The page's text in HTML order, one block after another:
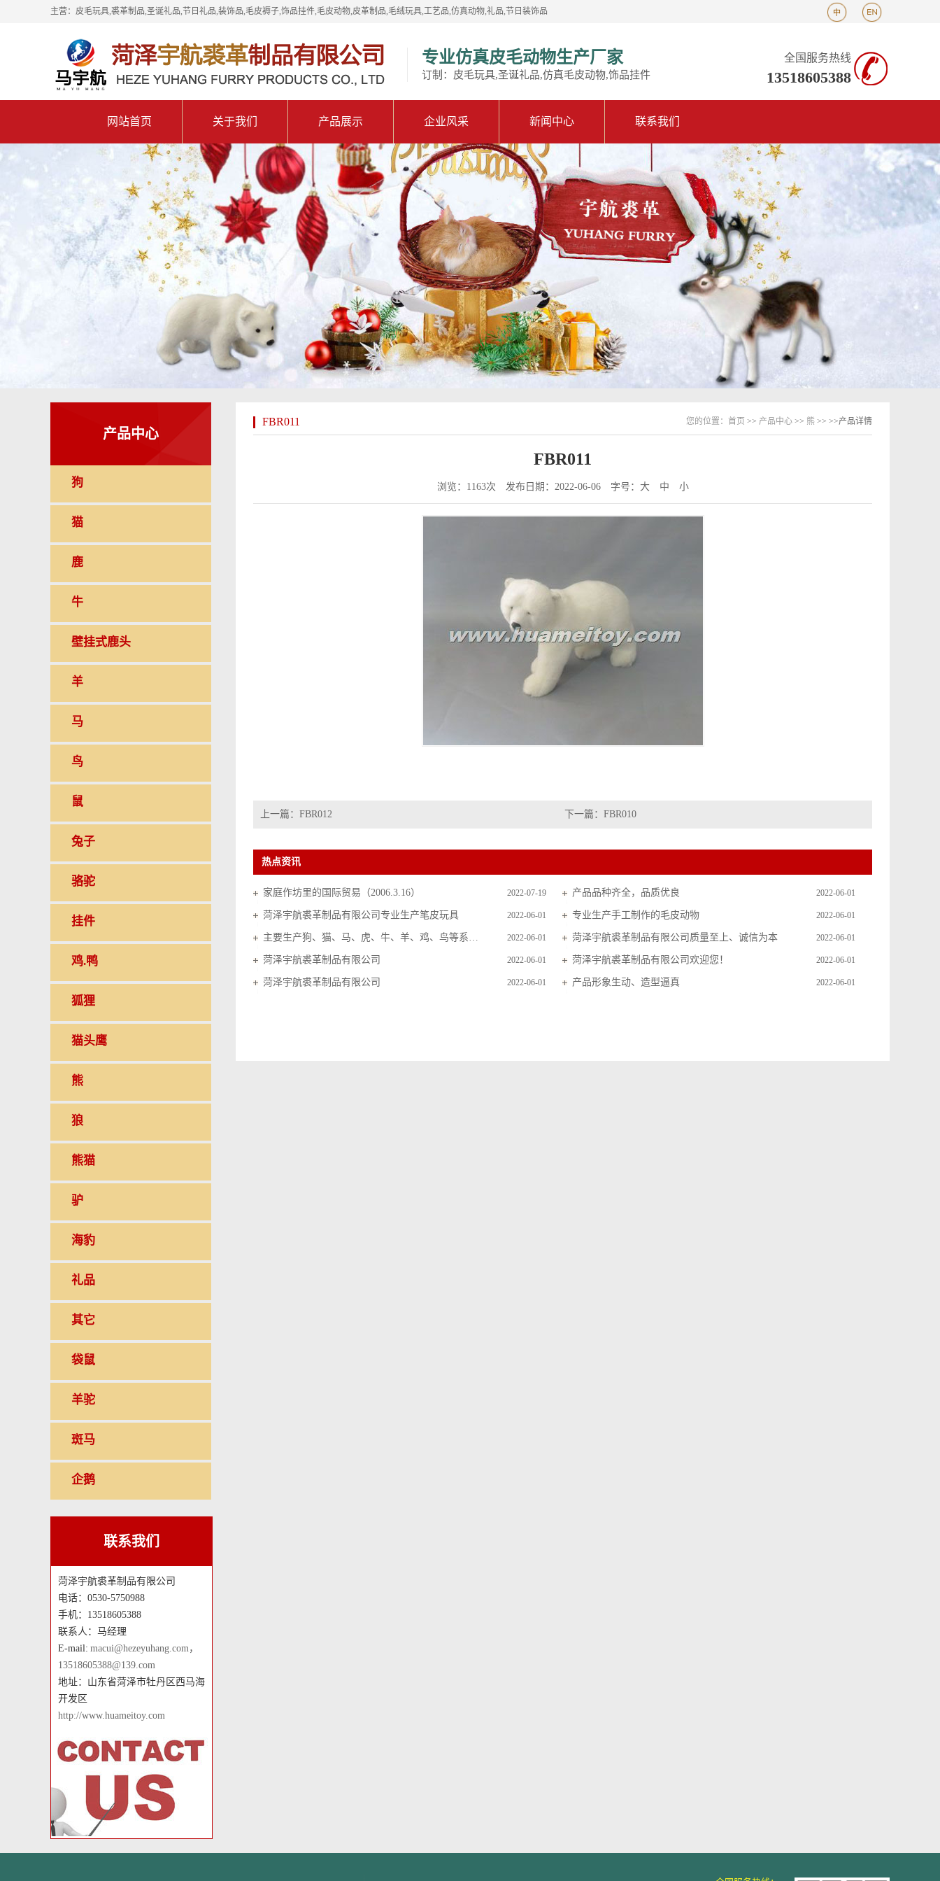
主营：皮毛玩具,裘革制品,圣诞礼品,节日礼品,装饰品,毛皮褥子,饰品挂件,毛皮动物,皮革制品,毛绒玩具,工艺品,仿真动物,礼品,节日装饰品
专业仿真皮毛动物生产厂家
订制：皮毛玩具,圣诞礼品,仿真毛皮动物,饰品挂件
全国服务热线
13518605388
网站首页 关于我们 产品展示 企业风采 新闻中心 联系我们
产品中心
狗
猫
鹿
牛
壁挂式鹿头
羊
马
鸟
鼠
兔子
骆驼
挂件
鸡.鸭
狐狸
猫头鹰
熊
狼
熊猫
驴
海豹
礼品
其它
袋鼠
羊驼
斑马
企鹅
联系我们
菏泽宇航裘革制品有限公司
电话：0530-5750988
手机：13518605388
联系人：马经理
E-mail: macui@hezeyuhang.com，
13518605388@139.com
地址：山东省菏泽市牡丹区西马海
开发区
http://www.huameitoy.com
FBR011 您的位置： 首页 >> 产品中心 >> 熊 >> >>产品详情
FBR011
浏览：1163次 发布日期：2022-06-06 字号： 大 中 小
上一篇： FBR012 下一篇： FBR010
热点资讯
2022-07-19
家庭作坊里的国际贸易（2006.3.16） 2022-06-01
产品品种齐全，品质优良
2022-06-01
菏泽宇航裘革制品有限公司专业生产笔皮玩具 2022-06-01
专业生产手工制作的毛皮动物
2022-06-01
主要生产狗、猫、马、虎、牛、羊、鸡、鸟等系列毛皮玩具 2022-06-01
菏泽宇航裘革制品有限公司质量至上、诚信为本
2022-06-01
菏泽宇航裘革制品有限公司 2022-06-01
菏泽宇航裘革制品有限公司欢迎您！
2022-06-01
菏泽宇航裘革制品有限公司 2022-06-01
产品形象生动、造型逼真